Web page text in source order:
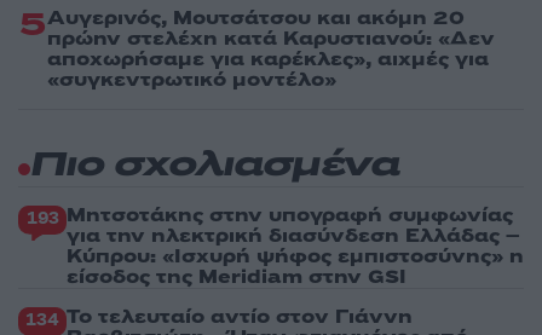
5Αυγερινός, Μουτσάτσου και ακόμη 20
πρώην στελέχη κατά Καρυστιανού: «Δεν
αποχωρήσαμε για καρέκλες», αιχμές για
«συγκεντρωτικό μοντέλο»
Πιο σχολιασμένα
193 Μητσοτάκης στην υπογραφή συμφωνίας
για την ηλεκτρική διασύνδεση Ελλάδας –
Κύπρου: «Ισχυρή ψήφος εμπιστοσύνης» η
είσοδος της Meridiam στην GSI
134 Το τελευταίο αντίο στον Γιάννη